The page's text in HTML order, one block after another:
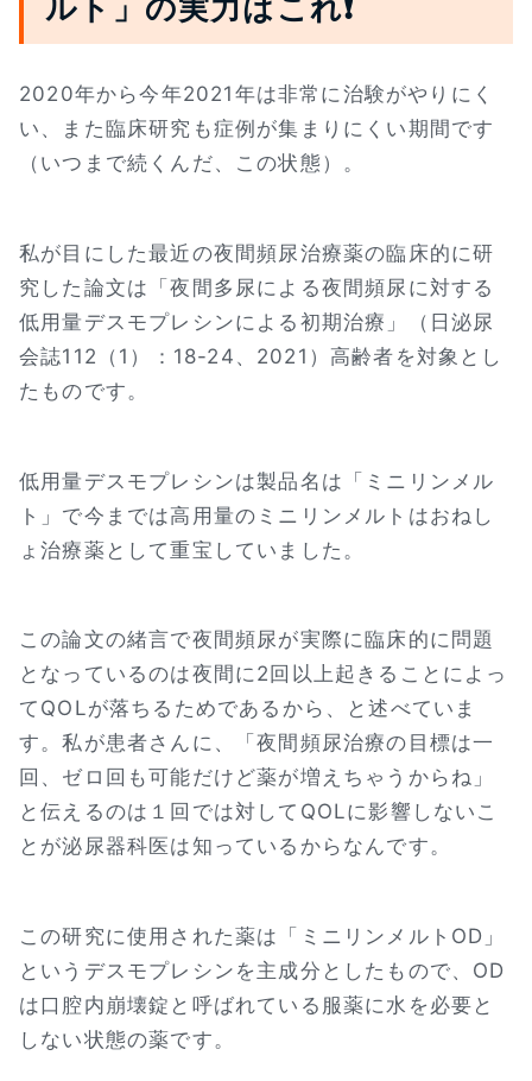
ルト」の実力はこれ❗
2020年から今年2021年は非常に治験がやりにく
い、また臨床研究も症例が集まりにくい期間です
（いつまで続くんだ、この状態）。
私が目にした最近の夜間頻尿治療薬の臨床的に研
究した論文は「夜間多尿による夜間頻尿に対する
低用量デスモプレシンによる初期治療」（日泌尿
会誌112（1）：18-24、2021）高齢者を対象とし
たものです。
低用量デスモプレシンは製品名は「ミニリンメル
ト」で今までは高用量のミニリンメルトはおねし
ょ治療薬として重宝していました。
この論文の緒言で夜間頻尿が実際に臨床的に問題
となっているのは夜間に2回以上起きることによっ
てQOLが落ちるためであるから、と述べていま
す。私が患者さんに、「夜間頻尿治療の目標は一
回、ゼロ回も可能だけど薬が増えちゃうからね」
と伝えるのは１回では対してQOLに影響しないこ
とが泌尿器科医は知っているからなんです。
この研究に使用された薬は「ミニリンメルトOD」
というデスモプレシンを主成分としたもので、OD
は口腔内崩壊錠と呼ばれている服薬に水を必要と
しない状態の薬です。